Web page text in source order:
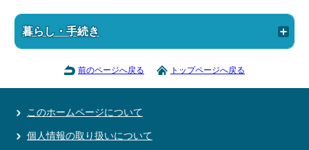
暮らし・手続き
前のページへ戻る トップページへ戻る
このホームページについて
個人情報の取り扱いについて